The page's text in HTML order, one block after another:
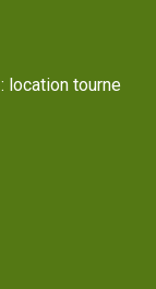
location tourne